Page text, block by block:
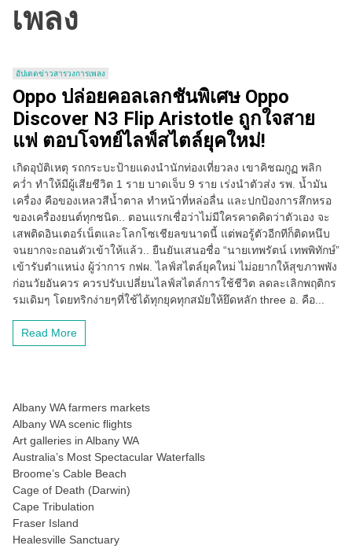
เพลง
อัปเดตข่าวสารวงการเพลง
Oppo ปล่อยคอลเลกชันพิเศษ Oppo
Discover N3 Flip Aristotle ถูกใจสาย
แฟ ตอบโจทย์ไลฟ์สไตล์ยุคใหม่!
เกิดอุบัติเหตุ รถกระบะป้ายแดงนำนักท่องเที่ยวลง เขาคิชฌกูฏ พลิก
คว่ำ ทำให้มีผู้เสียชีวิต 1 ราย บาดเจ็บ 9 ราย เร่งนำตัวส่ง รพ. น้ำมัน
เครื่อง คือของเหลวสีน้ำตาล ทำหน้าที่หล่อลื่น และปกป้องการสึกหรอ
ของเครื่องยนต์ทุกชนิด.. ตอนแรกเชื่อว่าไม่มีใครคาดคิดว่าตัวเอง จะ
เสพติดอินเตอร์เน็ตและโลกโซเชียลขนาดนี้ แต่พอรู้ตัวอีกทีก็ติดหนึบ
จนยากจะถอนตัวเข้าให้แล้ว.. ยืนยันเสนอชื่อ “นายเทพรัตน์ เทพพิทักษ์”
เข้ารับตำแหน่ง ผู้ว่าการ กฟผ. ไลฟ์สไตล์ยุคใหม่ ไม่อยากให้สุขภาพพัง
ก่อนวัยอันควร ควรปรับเปลี่ยนไลฟ์สไตล์การใช้ชีวิต ลดละเลิกพฤติกร
รมเดิมๆ โดยทริกง่ายๆที่ใช้ได้ทุกยุคทุกสมัยให้ยึดหลัก three อ. คือ...
Read More
Albany WA farmers markets
Albany WA scenic flights
Art galleries in Albany WA
Australia’s Most Spectacular Waterfalls
Broome’s Cable Beach
Cage of Death (Darwin)
Cape Tribulation
Fraser Island
Healesville Sanctuary